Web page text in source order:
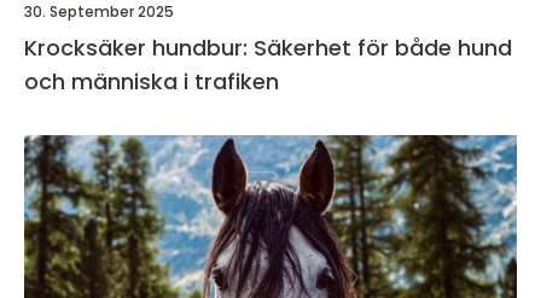
30. September 2025
Krocksäker hundbur: Säkerhet för både hund
och människa i trafiken